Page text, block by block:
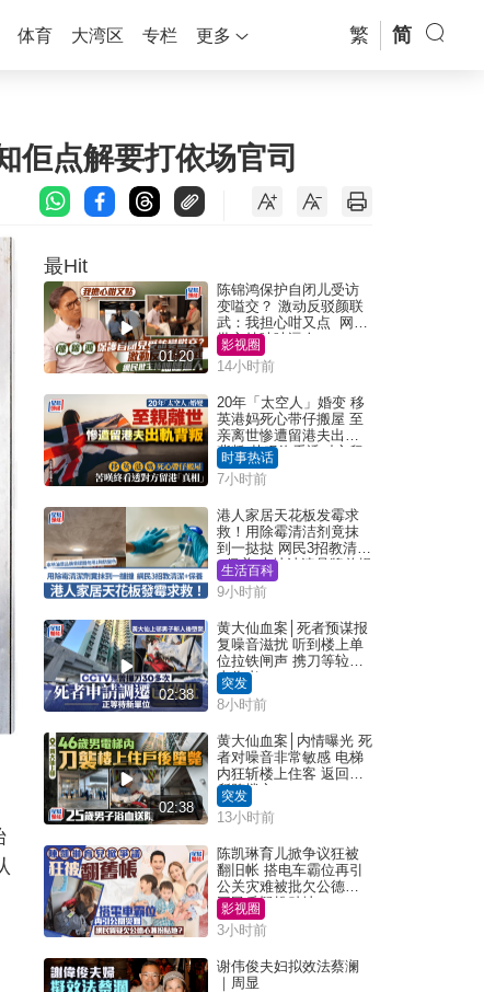
体育 大湾区 专栏 更多 繁 简
佢点解要打依场官司
最Hit
01:20
陈锦鸿保护自闭儿受访
变嗌交？ 激动反驳颜联
武：我担心咁又点 网民
批主持咄咄逼人
影视圈
14小时前
20年「太空人」婚变 移
英港妈死心带仔搬屋 至
亲离世惨遭留港夫出轨
背叛 苦叹终看透对方留
港「真相」｜Juicy叮
时事热话
7小时前
港人家居天花板发霉求
救！用除霉清洁剂竟抹
到一挞挞 网民3招教清洁
+保养 本地油漆品牌曾提
醒勿用1物防变色
生活百科
9小时前
02:38
黄大仙血案│死者预谋报
复噪音滋扰 听到楼上单
位拉铁闸声 携刀等䢂伏
击伤者
突发
8小时前
02:38
黄大仙血案│内情曝光 死
者对噪音非常敏感 电梯
内狂斩楼上住客 返回住
所堕楼亡
突发
13小时前
陈凯琳育儿掀争议狂被
翻旧帐 搭电车霸位再引
公关灾难被批欠公德心
网民质疑扮贴地？
影视圈
3小时前
谢伟俊夫妇拟效法蔡澜
｜周显